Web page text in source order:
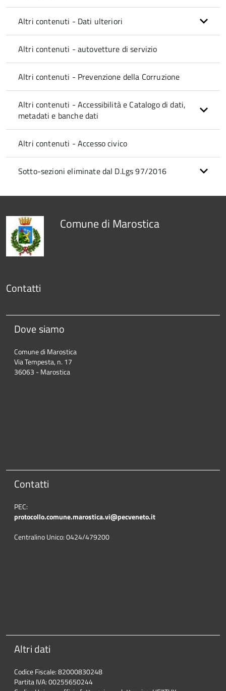
Altri contenuti - Dati ulteriori
Altri contenuti - autovetture di servizio
Altri contenuti - Prevenzione della Corruzione
Altri contenuti - Accessibilità e Catalogo di dati,
metadati e banche dati
Altri contenuti - Accesso civico
Sotto-sezioni eliminate dal D.Lgs 97/2016
Comune di Marostica
Contatti
Dove siamo
Comune di Marostica
Via Tempesta, n. 17
36063 - Marostica
Contatti
PEC:
protocollo.comune.marostica.vi@pecveneto.it
Centralino Unico: 0424/479200
Altri dati
Codice Fiscale: 82000830248
Partita IVA: 00255650244